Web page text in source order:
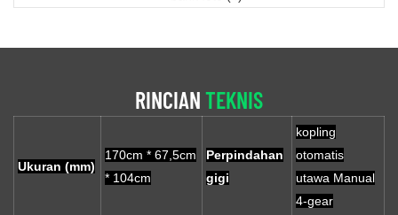
RINCIANTEKNIS
Ukuran (mm)
170cm * 67,5cm
* 104cm
Perpindahan
gigi
kopling
otomatis
utawa Manual
4-gear